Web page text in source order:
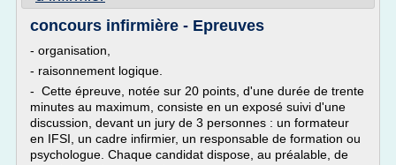
concours infirmière - Epreuves
- organisation,
- raisonnement logique.
- Cette épreuve, notée sur 20 points, d'une durée de trente
minutes au maximum, consiste en un exposé suivi d'une
discussion, devant un jury de 3 personnes : un formateur
en IFSI, un cadre infirmier, un responsable de formation ou
psychologue. Chaque candidat dispose, au préalable, de